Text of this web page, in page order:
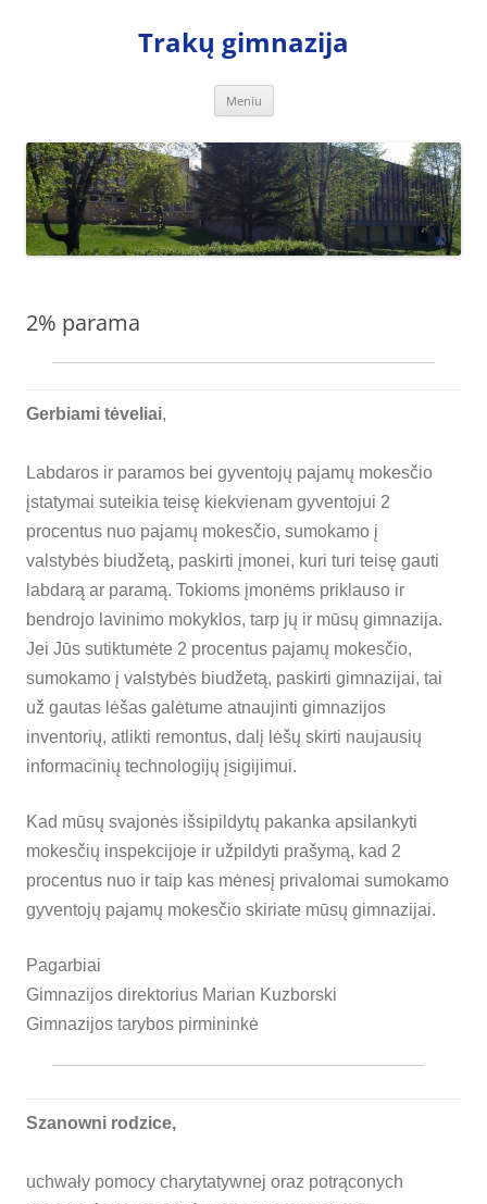
Trakų gimnazija
Meniu Pereiti
turinio
2% parama
Gerbiami tėveliai,
Labdaros ir paramos bei gyventojų pajamų mokesčio
įstatymai suteikia teisę kiekvienam gyventojui 2
procentus nuo pajamų mokesčio, sumokamo į
valstybės biudžetą, paskirti įmonei, kuri turi teisę gauti
labdarą ar paramą. Tokioms įmonėms priklauso ir
bendrojo lavinimo mokyklos, tarp jų ir mūsų gimnazija.
Jei Jūs sutiktumėte 2 procentus pajamų mokesčio,
sumokamo į valstybės biudžetą, paskirti gimnazijai, tai
už gautas lėšas galėtume atnaujinti gimnazijos
inventorių, atlikti remontus, dalį lėšų skirti naujausių
informacinių technologijų įsigijimui.
Kad mūsų svajonės išsipildytų pakanka apsilankyti
mokesčių inspekcijoje ir užpildyti prašymą, kad 2
procentus nuo ir taip kas mėnesį privalomai sumokamo
gyventojų pajamų mokesčio skiriate mūsų gimnazijai.
Pagarbiai
Gimnazijos direktorius Marian Kuzborski
Gimnazijos tarybos pirmininkė
Szanowni rodzice,
uchwały pomocy charytatywnej oraz potrąconych